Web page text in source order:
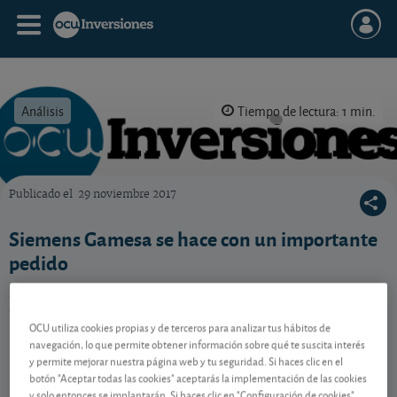
Análisis Tiempo de lectura: 1 min.
Publicado el 29 noviembre 2017
Siemens Gamesa se hace con un importante
pedido
Contenido reservado a SOCIOS
OCU utiliza cookies propias y de terceros para analizar tus hábitos de
navegación, lo que permite obtener información sobre qué te suscita interés
y permite mejorar nuestra página web y tu seguridad. Si haces clic en el
botón "Aceptar todas las cookies" aceptarás la implementación de las cookies